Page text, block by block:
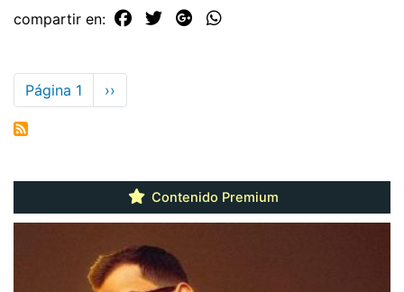
compartir en:
Paginación
Página 1
Siguiente
página
››
Contenido Premium